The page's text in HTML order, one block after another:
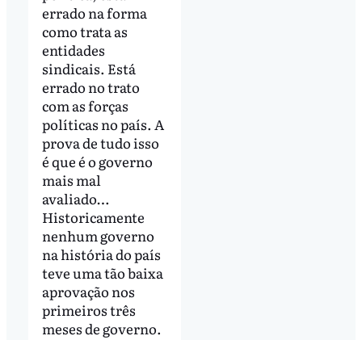
errado na forma
como trata as
entidades
sindicais. Está
errado no trato
com as forças
políticas no país. A
prova de tudo isso
é que é o governo
mais mal
avaliado…
Historicamente
nenhum governo
na história do país
teve uma tão baixa
aprovação nos
primeiros três
meses de governo.